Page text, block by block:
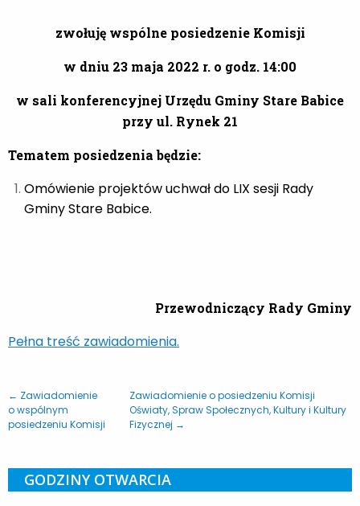
zwołuję wspólne posiedzenie Komisji
w dniu 23 maja 2022 r. o godz. 14:00
w sali konferencyjnej Urzędu Gminy Stare Babice
przy ul. Rynek 21
Tematem posiedzenia będzie:
Omówienie projektów uchwał do LIX sesji Rady
Gminy Stare Babice.
Przewodniczący Rady Gminy
Pełna treść zawiadomienia.
← Zawiadomienie
o wspólnym
posiedzeniu Komisji
Zawiadomienie o posiedzeniu Komisji
Oświaty, Spraw Społecznych, Kultury i Kultury
Fizycznej →
GODZINY OTWARCIA